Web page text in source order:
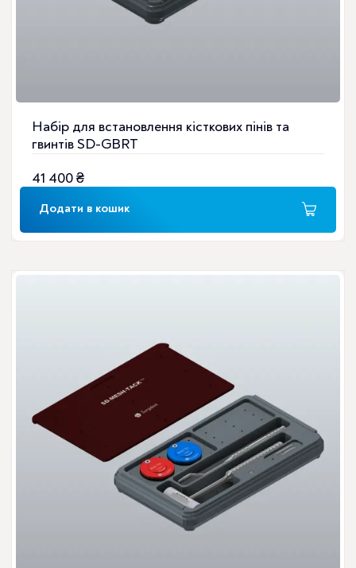
Набір для встановлення кісткових пінів та
гвинтів SD-GBRT
41 400₴
Додати в кошик